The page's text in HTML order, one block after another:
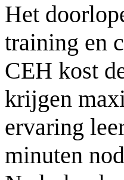
Het
training en
CEH kost
krijgen
ervaring
minuten